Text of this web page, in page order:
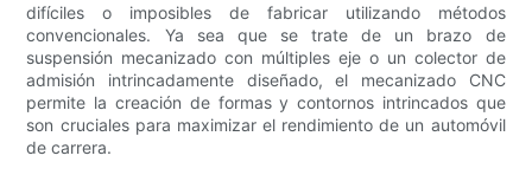
difíciles o imposibles de fabricar utilizando métodos
convencionales. Ya sea que se trate de un brazo de
suspensión mecanizado con múltiples eje o un colector de
admisión intrincadamente diseñado, el mecanizado CNC
permite la creación de formas y contornos intrincados que
son cruciales para maximizar el rendimiento de un automóvil
de carrera.